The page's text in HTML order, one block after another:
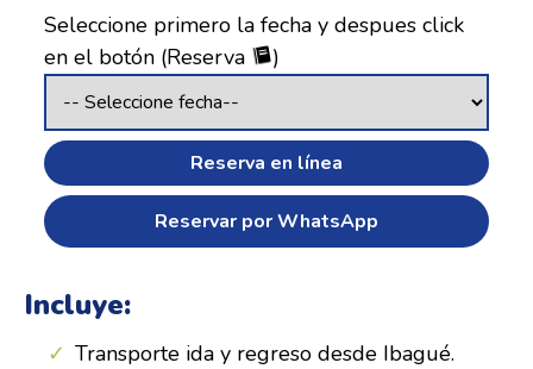
Seleccione primero la fecha y despues click
en el botón (Reserva
)
Reserva en línea
Reservar por WhatsApp
Incluye:
Transporte ida y regreso desde Ibagué.